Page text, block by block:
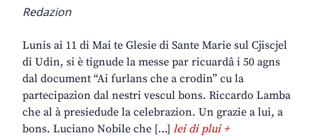
Redazion
Lunis ai 11 di Mai te Glesie di Sante Marie sul Cjiscjel
di Udin, si è tignude la messe par ricuardâ i 50 agns
dal document “Ai furlans che a crodin” cu la
partecipazion dal nestri vescul bons. Riccardo Lamba
che al à presiedude la celebrazion. Un grazie a lui, a
bons. Luciano Nobile che […] lei di plui +